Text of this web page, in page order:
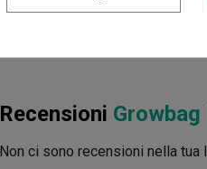
Recensioni
Non ci sono recensioni nella